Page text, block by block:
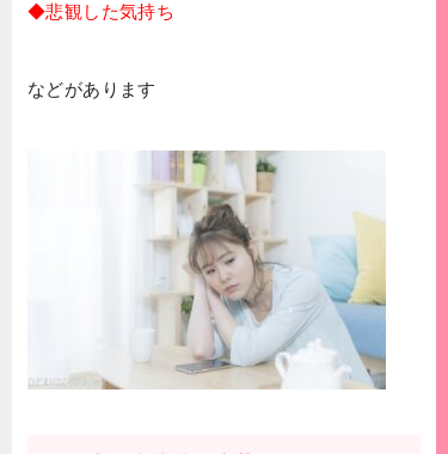
◆悲観した気持ち
などがあります